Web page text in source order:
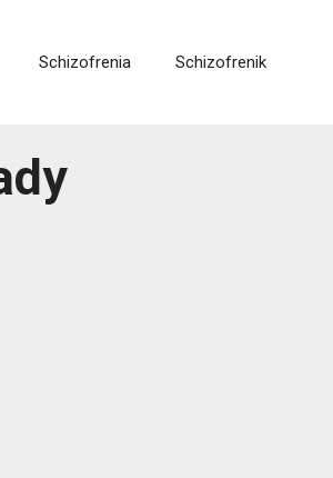
Schizofrenia Schizofrenik